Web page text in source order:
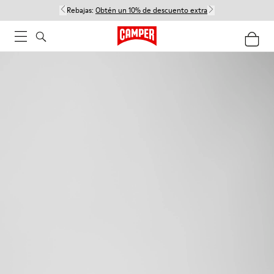
Rebajas: Obtén un 10% de descuento extra